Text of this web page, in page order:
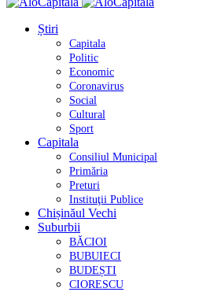
Știri
Capitala
Politic
Economic
Coronavirus
Social
Cultural
Sport
Capitala
Consiliul Municipal
Primăria
Preturi
Instituţii Publice
Chișinăul Vechi
Suburbii
BĂCIOI
BUBUIECI
BUDEȘTI
CIORESCU